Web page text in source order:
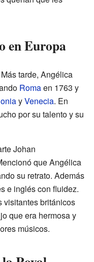
en Europa
tarde, Angélica
Romaen 1763 y
yVenecia. En
por su talento y su
Johan
que Angélica
su retrato. Además
e inglés con fluidez.
visitantes británicos
que era hermosa y
músicos.